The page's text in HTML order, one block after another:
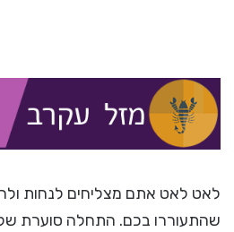
לאט לאט אתם מצליחים לנחות
שהתעוררו בכם. התחלה סוערת